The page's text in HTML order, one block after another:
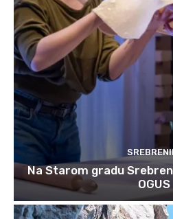
Na Starom gradu
OGUS